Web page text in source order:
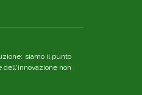
siamo il punto
dell'innovazione non